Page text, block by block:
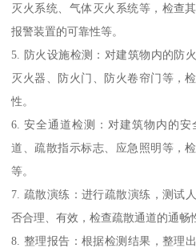
灭火系统、气体灭火系统等，检查
报警装置的可靠性等。
5. 防火设施检测：对建筑物内的防
灭火器、防火门、防火卷帘门等，
性。
6. 安全通道检测：对建筑物内的
道、疏散指示标志、应急照明等，
等。
7. 疏散演练：进行疏散演练，测试
否合理、有效，检查疏散通道的通畅
8. 整理报告：根据检测结果，整理